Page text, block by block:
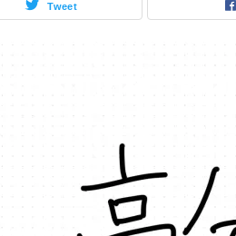
Tweet